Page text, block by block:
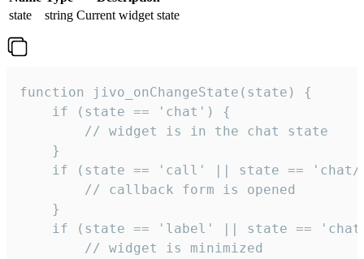
state
string Current widget state
function jivo_onChangeState(state) {
    if (state == 'chat') {
        // widget is in the chat state
    }
if (state == 'call' || state ==
        // callback form is opened
    }
if (state == 'label' || state ==
        // widget is minimized